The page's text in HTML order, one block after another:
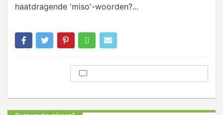
haatdragende 'miso'-woorden?...